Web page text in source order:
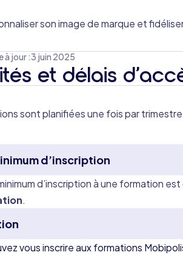
son image de marque et
à jour :3 juin 2025
et délais
sont planifiées une fois par
d’inscription
d’inscription à une formation est
.
vous inscrire aux formations